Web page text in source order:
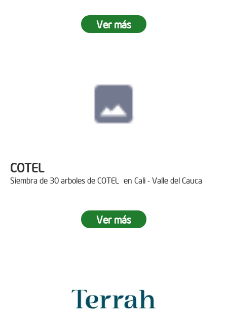
Ver más
COTEL
Siembra de 30 arboles de COTEL en Cali - Valle del Cauca
Ver más